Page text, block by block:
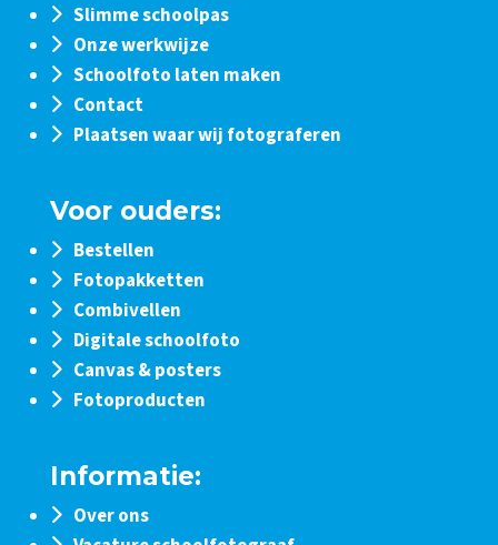
Slimme schoolpas
Onze werkwijze
Schoolfoto laten maken
Contact
Plaatsen waar wij fotograferen
Voor ouders:
Bestellen
Fotopakketten
Combivellen
Digitale schoolfoto
Canvas & posters
Fotoproducten
Informatie:
Over ons